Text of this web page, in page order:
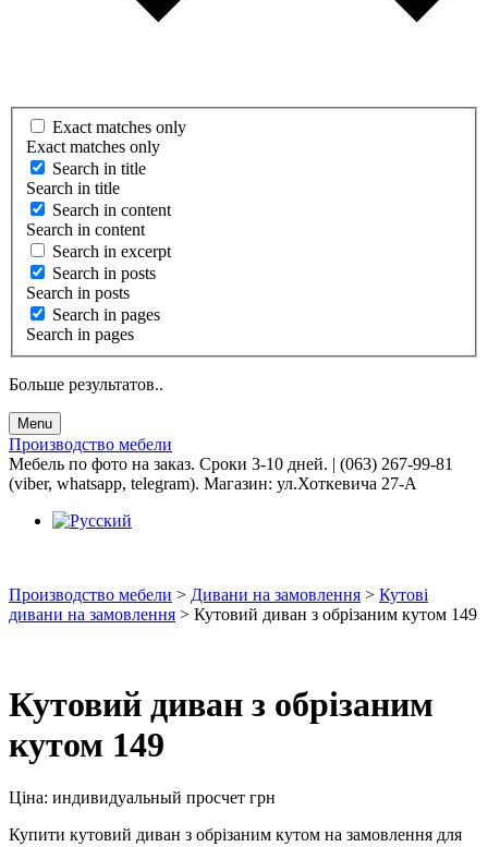
Exact matches only
Exact matches only
Search in title
Search in title
Search in content
Search in content
Search in excerpt
Search in posts
Search in posts
Search in pages
Search in pages
Больше результатов..
Menu
Производство мебели
Мебель по фото на заказ. Сроки 3-10 дней. | (063) 267-99-81
(viber, whatsapp, telegram). Магазин: ул.Хоткевича 27-А
Производство мебели > Дивани на замовлення > Кутові
дивани на замовлення > Кутовий диван з обрізаним кутом 149
Кутовий диван з обрізаним
кутом 149
Ціна: индивидуальный просчет грн
Купити кутовий диван з обрізаним кутом на замовлення для